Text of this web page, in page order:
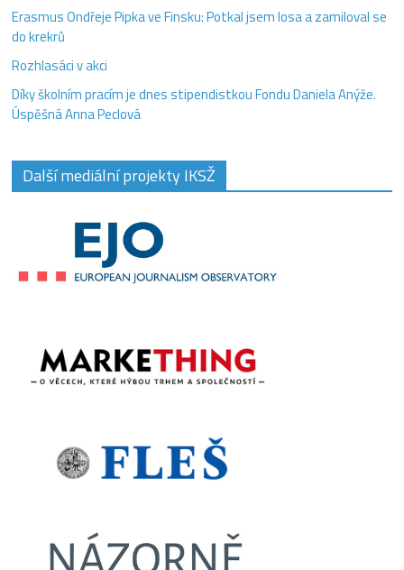
Erasmus Ondřeje Pipka ve Finsku: Potkal jsem losa a zamiloval se
do krekrů
Rozhlasáci v akci
Díky školním pracím je dnes stipendistkou Fondu Daniela Anýže.
Úspěšná Anna Peclová
Další mediální projekty IKSŽ